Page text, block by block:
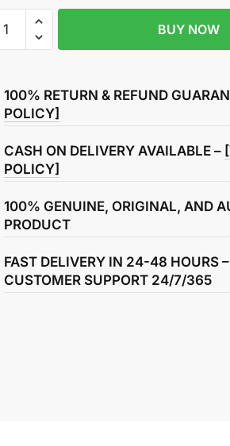
BUY NOW
100% RETURN & REFUND
POLICY]
CASH ON DELIVERY AVAILABLE –
POLICY]
100% GENUINE, ORIGINAL, AND
PRODUCT
FAST DELIVERY IN 24-48 HOURS
CUSTOMER SUPPORT 24/7/365